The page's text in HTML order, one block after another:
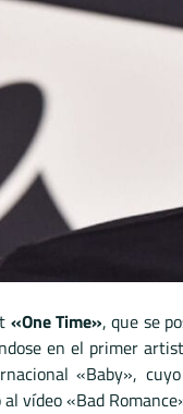
«One Time», que se
en el primer
«Baby»,
vídeo «Bad